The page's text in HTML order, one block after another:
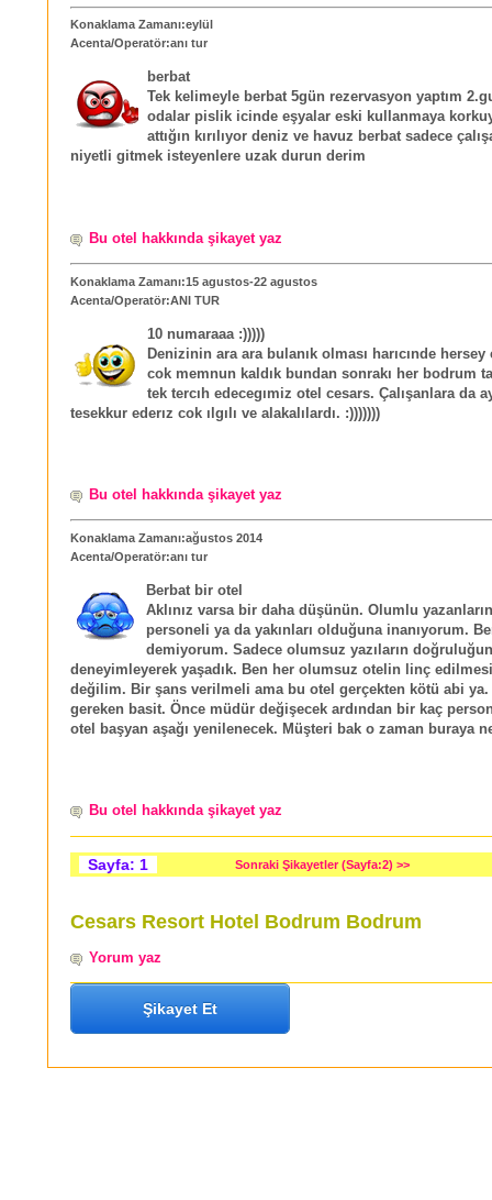
Konaklama Zamanı:eylül
Acenta/Operatör:anı tur
berbat
Tek kelimeyle berbat 5gün rezervasyon yaptım
odalar pislik icinde eşyalar eski kullanmaya
attığın kırılıyor deniz ve havuz berbat sadece
niyetli gitmek isteyenlere uzak durun derim
Bu otel hakkında şikayet yaz
Konaklama Zamanı:15 agustos-22 agustos
Acenta/Operatör:ANI TUR
10 numaraaa :)))))
Denizinin ara ara bulanık olması harıcınde hersey
cok memnun kaldık bundan sonrakı her bodrum
tek tercıh edecegımiz otel cesars. Çalışanlara da
tesekkur ederız cok ılgılı ve alakalılardı. :)))))))
Bu otel hakkında şikayet yaz
Konaklama Zamanı:ağustos 2014
Acenta/Operatör:anı tur
Berbat bir otel
Aklınız varsa bir daha düşünün. Olumlu
personeli ya da yakınları olduğuna inanıyorum.
demiyorum. Sadece olumsuz yazıların
deneyimleyerek yaşadık. Ben her olumsuz otelin linç edilmesi
değilim. Bir şans verilmeli ama bu otel gerçekten kötü abi ya.
gereken basit. Önce müdür değişecek ardından bir kaç
otel başyan aşağı yenilenecek. Müşteri bak o zaman buraya
Bu otel hakkında şikayet yaz
Sayfa: 1 Sonraki Şikayetler (Sayfa:2) >>
Cesars Resort Hotel Bodrum Bodrum
Yorum yaz
Şikayet Et